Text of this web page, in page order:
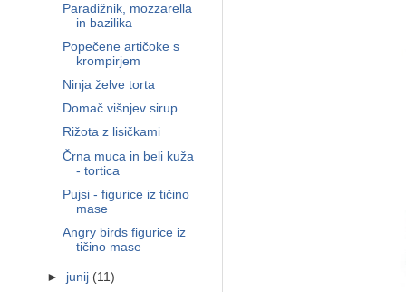
Paradižnik, mozzarella
in bazilika
Popečene artičoke s
krompirjem
Ninja želve torta
Domač višnjev sirup
Rižota z lisičkami
Črna muca in beli kuža
- tortica
Pujsi - figurice iz tičino
mase
Angry birds figurice iz
tičino mase
► junij (11)